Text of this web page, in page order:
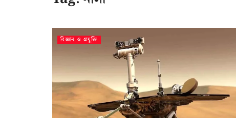
বিজ্ঞান ও প্রযুক্তি